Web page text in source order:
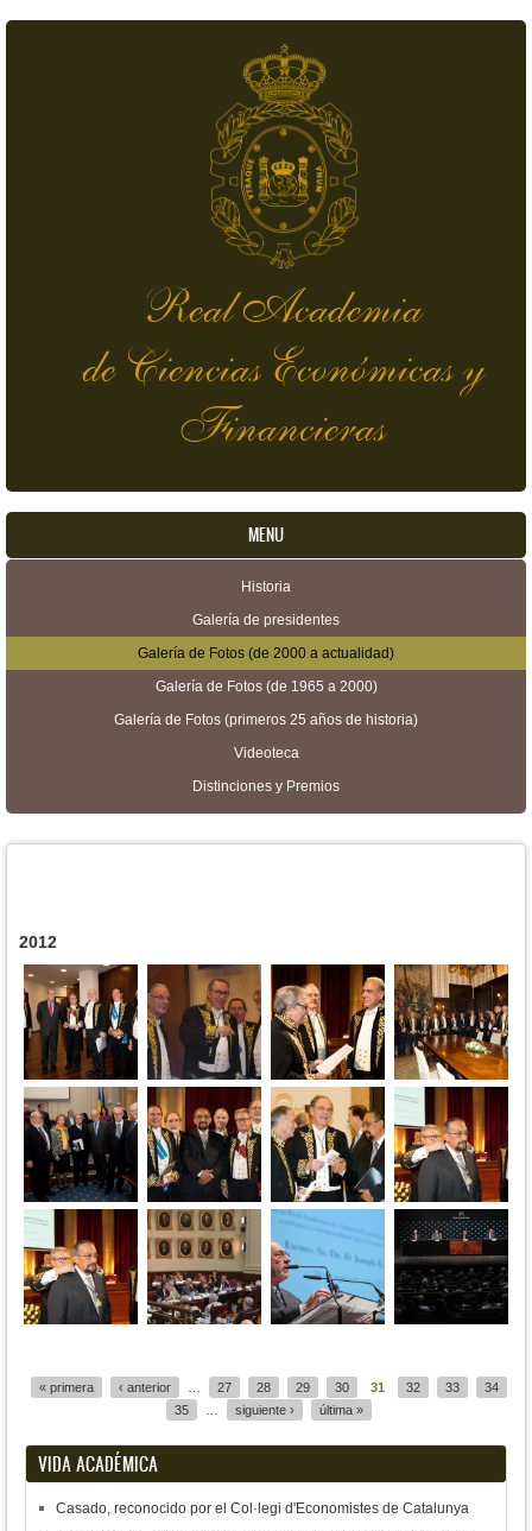
Real Academia
de Ciencias Económicas y
Financieras
MENU
Historia
Galería de presidentes
Galería de Fotos (de 2000 a actualidad)
Galería de Fotos (de 1965 a 2000)
Galería de Fotos (primeros 25 años de historia)
Videoteca
Distinciones y Premios
2012
« primera ‹ anterior 27 28 29 30 31 32 33
34
35
siguiente › última »
VIDA ACADÉMICA
Casado, reconocido por el Col·legi d'Economistes de Catalunya